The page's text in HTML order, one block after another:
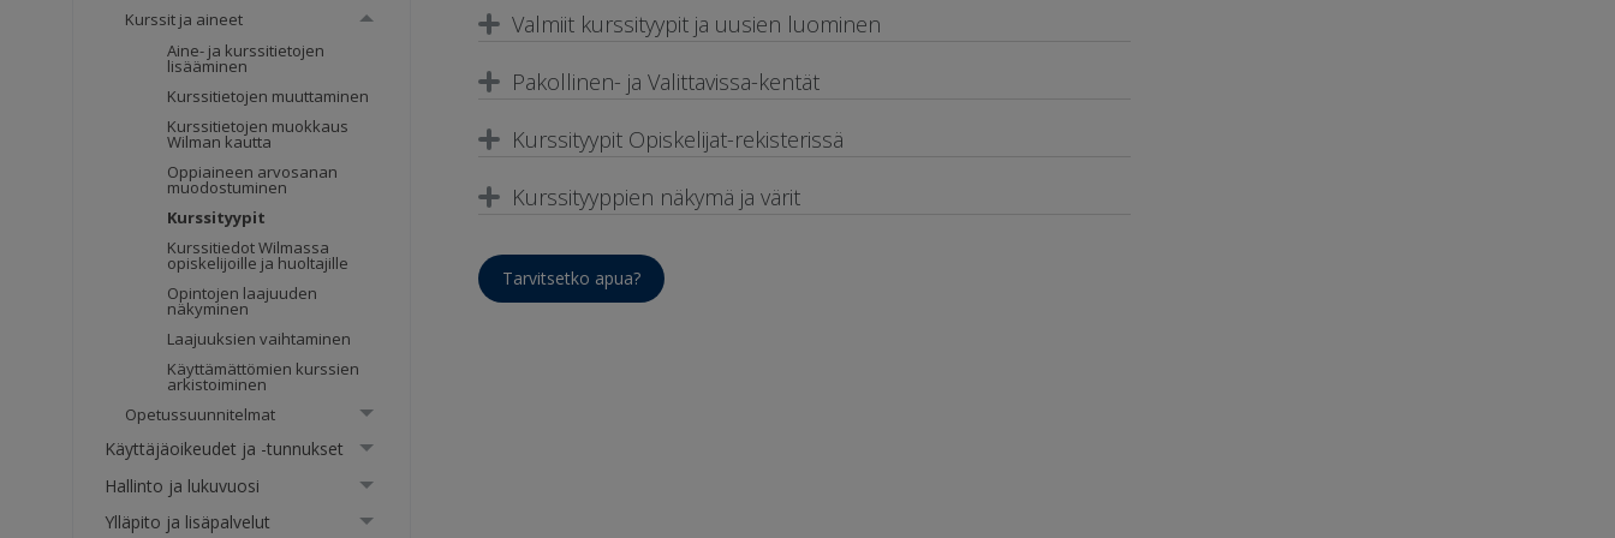
Kurssit ja aineet
Aine- ja kurssitietojen
lisääminen
Kurssitietojen muuttaminen
Kurssitietojen muokkaus
Wilman kautta
Oppiaineen arvosanan
muodostuminen
Kurssityypit
Kurssitiedot Wilmassa
opiskelijoille ja huoltajille
Opintojen laajuuden
näkyminen
Laajuuksien vaihtaminen
Käyttämättömien kurssien
arkistoiminen
Opetussuunnitelmat
Käyttäjäoikeudet ja -tunnukset
Hallinto ja lukuvuosi
Ylläpito ja lisäpalvelut
Valmiit kurssityypit ja uusien luominen
Pakollinen- ja Valittavissa-kentät
Kurssityypit Opiskelijat-rekisterissä
Kurssityyppien näkymä ja värit
Tarvitsetko apua?